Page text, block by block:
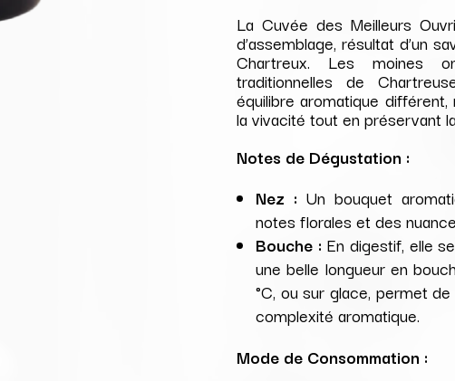
La Cuvée des Meilleurs
d’assemblage, résultat d’un
Chartreux. Les moines
traditionnelles de
équilibre aromatique
la vivacité tout en préservant
Notes de Dégustation :
Nez : Un bouquet
notes florales et des
Bouche : En digestif, elle
une belle longueur en
°C, ou sur glace, permet
complexité aromatique.
Mode de Consommation :